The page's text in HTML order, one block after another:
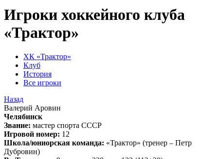
Игроки хоккейного клуба
«Трактор»
ХК «Трактор»
Клуб
История
Все игроки
Назад
Валерий Аровин
Челябинск
Звание: мастер спорта СССР
Игровой номер: 12
Школа/юниорская команда: «Трактор» (тренер – Петр
Дубровин)